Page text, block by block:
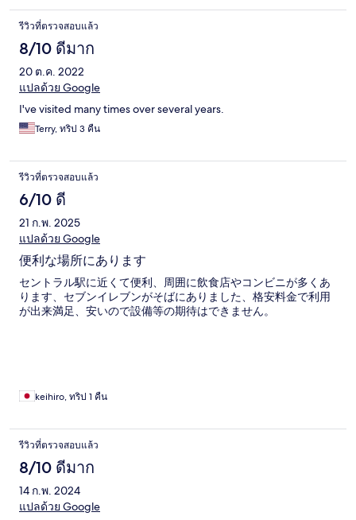
รีวิวที่ตรวจสอบแล้ว
8/10 ดีมาก
20 ต.ค. 2022
แปลด้วย Google
I've visited many times over several years.
Terry, ทริป 3 คืน
รีวิวที่ตรวจสอบแล้ว
6/10 ดี
21 ก.พ. 2025
แปลด้วย Google
便利な場所にあります
セントラル駅に近くて便利、周囲に飲食店やコンビニが多くあ
ります、セブンイレブンがそばにありました、格安料金で利用
が出来満足、安いので設備等の期待はできません。
keihiro, ทริป 1 คืน
รีวิวที่ตรวจสอบแล้ว
8/10 ดีมาก
14 ก.พ. 2024
แปลด้วย Google